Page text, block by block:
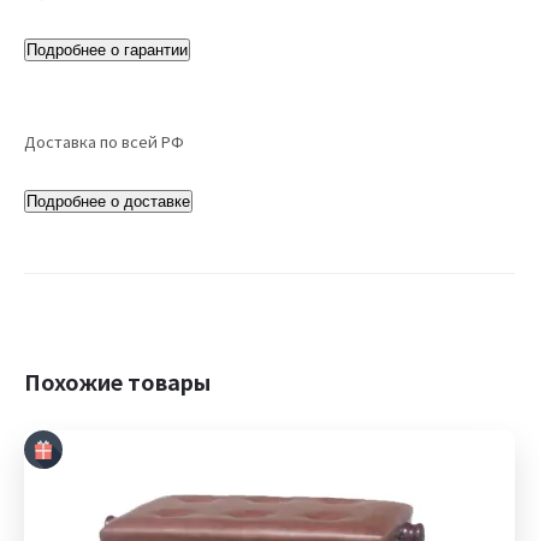
Подробнее о гарантии
Доставка по всей РФ
Подробнее о доставке
Похожие товары